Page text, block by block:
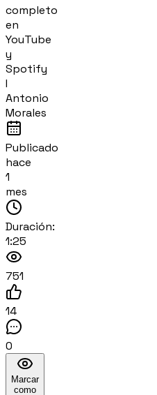
completo
en
YouTube
y
Spotify
I
Antonio
Morales
Publicado
hace
1
mes
Duración:
1:25
751
14
0
Marcar
como